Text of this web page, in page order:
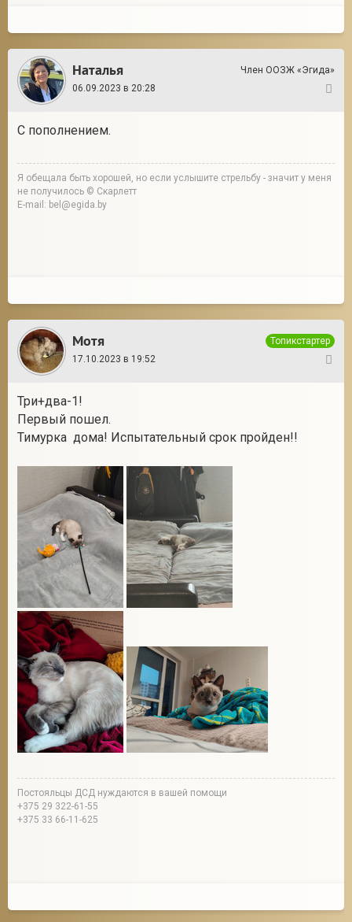
Наталья
Член ООЗЖ «Эгида»
06.09.2023 в 20:28
С пополнением.
Я обещала быть хорошей, но если услышите стрельбу - значит у меня
не получилось © Скарлетт
E-mail: bel@egida.by
Мотя
Топикстартер
17.10.2023 в 19:52
Три+два-1!
Первый пошел.
Тимурка дома! Испытательный срок пройден!!
Постояльцы ДСД нуждаются в вашей помощи
+375 29 322-61-55
+375 33 66-11-625